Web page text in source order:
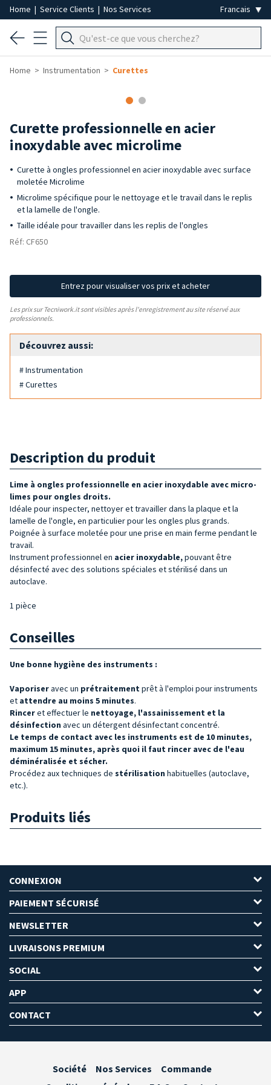
Home | Service Clients | Nos Services
Home Instrumentation Curettes
Curette professionnelle en acier
inoxydable avec microlime
Curette à ongles professionnel en acier inoxydable avec surface
moletée Microlime
Microlime spécifique pour le nettoyage et le travail dans le replis
et la lamelle de l'ongle.
Taille idéale pour travailler dans les replis de l'ongles
Réf: CF650
Entrez pour visualiser vos prix et acheter
Les prix sur Tecniwork.it sont visibles après l'enregistrement au site réservé aux
professionnels.
Découvrez aussi:
# Instrumentation
# Curettes
Description du produit
Lime à ongles professionnelle en acier inoxydable avec micro-
limes pour ongles droits.
Idéale pour inspecter, nettoyer et travailler dans la plaque et la
lamelle de l'ongle, en particulier pour les ongles plus grands.
Poignée à surface moletée pour une prise en main ferme pendant le
travail.
Instrument professionnel en acier inoxydable,pouvant être
désinfecté avec des solutions spéciales et stérilisé dans un
autoclave.
1 pièce
Conseilles
Une bonne hygiène des instruments :
Vaporiseravec un prétraitement prêt à l'emploi pour instruments
et attendre au moins 5 minutes.
Rinceret effectuer le nettoyage, l'assainissement et la
désinfection avec un détergent désinfectant concentré.
Le temps de contact avec les instruments est de 10 minutes,
maximum 15 minutes, après quoi il faut rincer avec de l'eau
déminéralisée et sécher.
Procédez aux techniques de stérilisation habituelles (autoclave,
etc.).
Produits liés
CONNEXION
PAIEMENT SÉCURISÉ
NEWSLETTER
LIVRAISONS PREMIUM
SOCIAL
APP
CONTACT
Société Nos Services
Commande